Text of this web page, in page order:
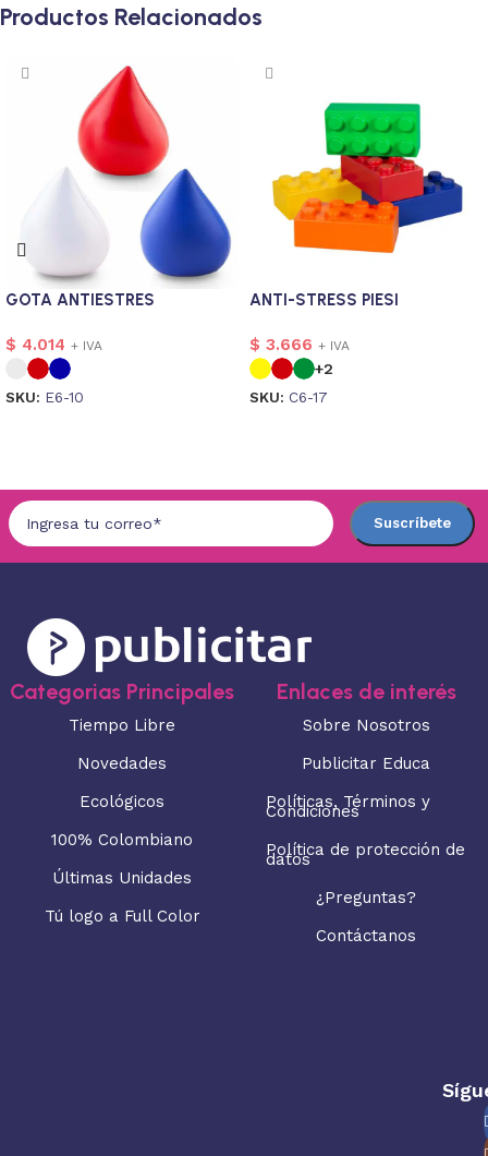
Productos Relacionados
GOTA ANTIESTRES
$ 4.014 + IVA
SKU: E6-10
ANTI-STRESS PIESI
$ 3.666 + IVA
+2
SKU: C6-17
Categorias Principales
Tiempo Libre
Novedades
Ecológicos
100% Colombiano
Últimas Unidades
Tú logo a Full Color
Enlaces de interés
Sobre Nosotros
Publicitar Educa
Políticas, Términos y
Condiciones
Política de protección de
datos
¿Preguntas?
Contáctanos